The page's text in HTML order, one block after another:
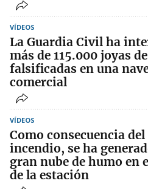
VÍDEOS
La Guardia Civil ha
más de 115.000 joyas
falsificadas en una
comercial
VÍDEOS
Como consecuencia del
incendio, se ha
gran nube de humo en
de la estación